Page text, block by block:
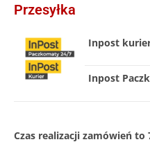
Przesyłka
Inpost
Inpost
Czas realizacji zamówień to